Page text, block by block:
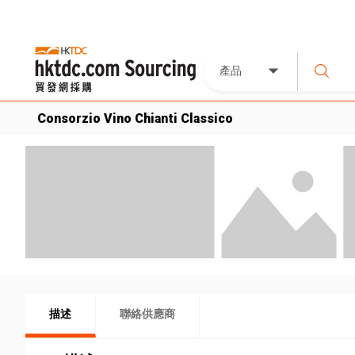
產品
Consorzio Vino Chianti Classico
描述 聯絡供應商